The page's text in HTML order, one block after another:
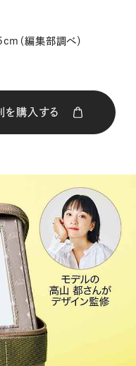
（編集部調べ）
を購入する